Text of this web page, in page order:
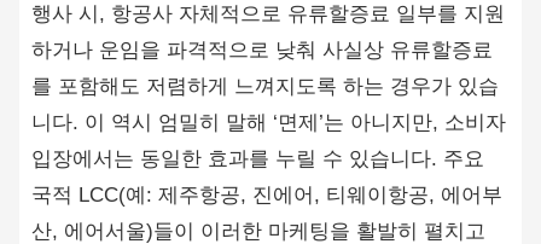
행사 시, 항공사 자체적으로 유류할증료 일부를 지원
하거나 운임을 파격적으로 낮춰 사실상 유류할증료
를 포함해도 저렴하게 느껴지도록 하는 경우가 있습
니다. 이 역시 엄밀히 말해 ‘면제’는 아니지만, 소비자
입장에서는 동일한 효과를 누릴 수 있습니다. 주요
국적 LCC(예: 제주항공, 진에어, 티웨이항공, 에어부
산, 에어서울)들이 이러한 마케팅을 활발히 펼치고